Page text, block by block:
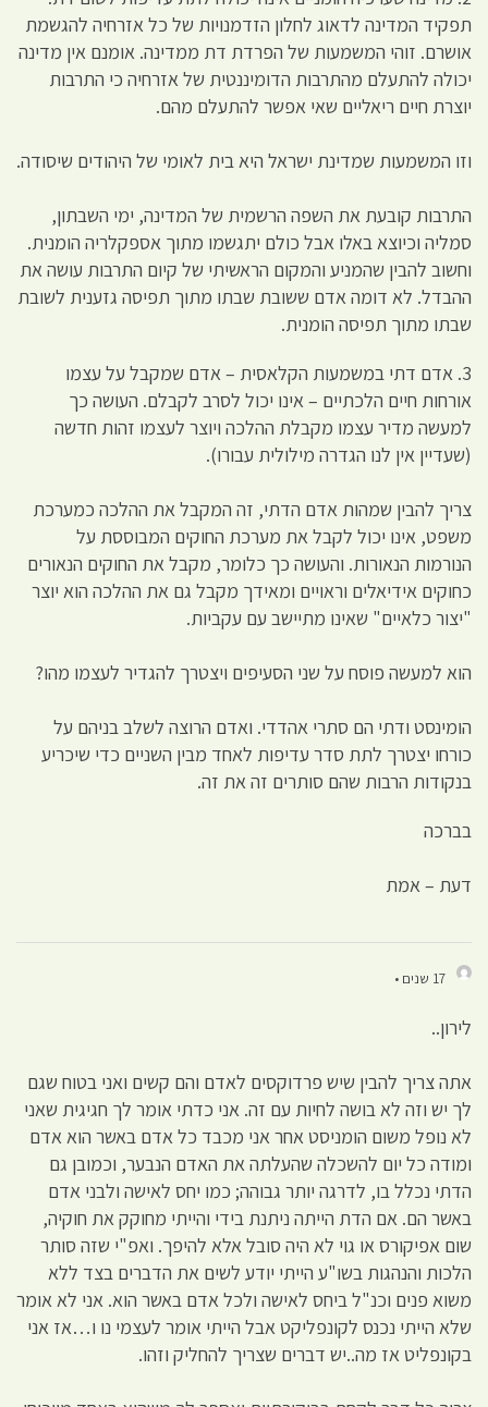
תפקיד המדינה לדאוג לחלון הזדמנויות של כל אזרחיה להגשמת
אושרם. זוהי המשמעות של הפרדת דת ממדינה. אומנם אין מדינה
יכולה להתעלם מהתרבות הדומיננטית של אזרחיה כי התרבות
יוצרת חיים ריאליים שאי אפשר להתעלם מהם.
וזו המשמעות שמדינת ישראל היא בית לאומי של היהודים שיסודה.
התרבות קובעת את השפה הרשמית של המדינה, ימי השבתון,
סמליה וכיוצא באלו אבל כולם יתגשמו מתוך אספקלריה הומנית.
וחשוב להבין שהמניע והמקום הראשיתי של קיום התרבות עושה את
ההבדל. לא דומה אדם ששובת שבתו מתוך תפיסה גזענית לשובת
שבתו מתוך תפיסה הומנית.
3. אדם דתי במשמעות הקלאסית – אדם שמקבל על עצמו
אורחות חיים הלכתיים – אינו יכול לסרב לקבלם. העושה כך
למעשה מדיר עצמו מקבלת ההלכה ויוצר לעצמו זהות חדשה
(שעדיין אין לנו הגדרה מילולית עבורו).
צריך להבין שמהות אדם הדתי, זה המקבל את ההלכה כמערכת
משפט, אינו יכול לקבל את מערכת החוקים המבוססת על
הנורמות הנאורות. והעושה כך כלומר, מקבל את החוקים הנאורים
כחוקים אידיאלים וראויים ומאידך מקבל גם את ההלכה הוא יוצר
"יצור כלאיים" שאינו מתיישב עם עקביות.
הוא למעשה פוסח על שני הסעיפים ויצטרך להגדיר לעצמו מהו?
הומינסט ודתי הם סתרי אהדדי. ואדם הרוצה לשלב בניהם על
כורחו יצטרך לתת סדר עדיפות לאחד מבין השניים כדי שיכריע
בנקודות הרבות שהם סותרים זה את זה.
בברכה
דעת – אמת
17 שנים •
לירון..
אתה צריך להבין שיש פרדוקסים לאדם והם קשים ואני בטוח שגם
לך יש וזה לא בושה לחיות עם זה. אני כדתי אומר לך חגיגית שאני
לא נופל משום הומניסט אחר אני מכבד כל אדם באשר הוא אדם
ומודה כל יום להשכלה שהעלתה את האדם הנבער, וכמובן גם
הדתי נכלל בו, לדרגה יותר גבוהה; כמו יחס לאישה ולבני אדם
באשר הם. אם הדת הייתה ניתנת בידי והייתי מחוקק את חוקיה,
שום אפיקורס או גוי לא היה סובל אלא להיפך. ואפ"י שזה סותר
הלכות והנהגות בשו"ע הייתי יודע לשים את הדברים בצד ללא
משוא פנים וכנ"ל ביחס לאישה ולכל אדם באשר הוא. אני לא אומר
שלא הייתי נכנס לקונפליקט אבל הייתי אומר לעצמי נו ו…אז אני
בקונפליט אז מה..יש דברים שצריך להחליק וזהו.